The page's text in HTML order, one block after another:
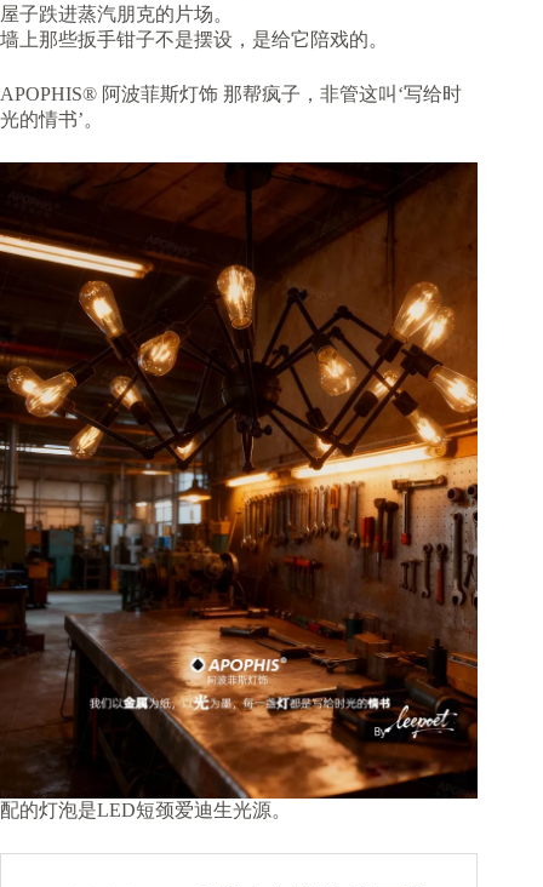
屋子跌进蒸汽朋克的片场。
墙上那些扳手钳子不是摆设，是给它陪戏的。
APOPHIS® 阿波菲斯灯饰​ 那帮疯子，非管这叫‘写给时
光的情书’。
配的灯泡是LED短颈爱迪生光源。